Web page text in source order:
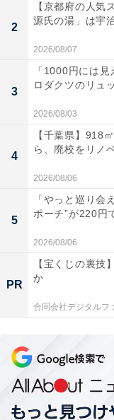
基本的なスマホ充
・急速充電対応:
最大65Wの高出力
・2口同時充電:
同時充電可能
出力仕様
・PD対応端子:
大65W）
・通常端子: 5V/
レビューでも「バ
来て便利」「USB
2
【京都府の人気
源氏の湯」は宇
2026/08/07
3
「1000円には
ロダクツのリュ
2026/08/03
4
【千葉県】918
ら、廃校をリノ
2026/08/06
5
「やっと巡り会
ポーチ”が220円
2026/08/06
PR
【宝くじの裏技
か
合同会社デジタルフ